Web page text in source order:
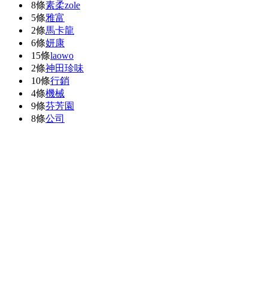
8條素柔zole
5條雅富
2條馬卡龍
6條妍康
15條laowo
2條神田珍味
10條行銷
4條機械
9條芬芳園
8條公司